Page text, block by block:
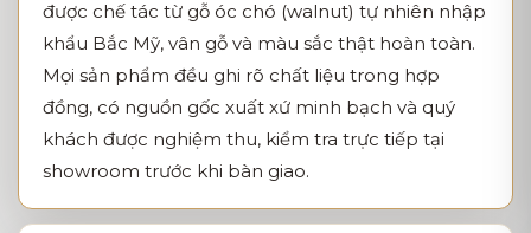
được chế tác từ gỗ óc chó (walnut) tự nhiên nhập
khẩu Bắc Mỹ, vân gỗ và màu sắc thật hoàn toàn.
Mọi sản phẩm đều ghi rõ chất liệu trong hợp
đồng, có nguồn gốc xuất xứ minh bạch và quý
khách được nghiệm thu, kiểm tra trực tiếp tại
showroom trước khi bàn giao.